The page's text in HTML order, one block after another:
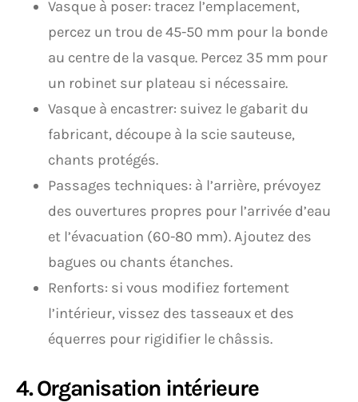
Vasque à poser: tracez l’emplacement,
percez un trou de 45-50 mm pour la bonde
au centre de la vasque. Percez 35 mm pour
un robinet sur plateau si nécessaire.
Vasque à encastrer: suivez le gabarit du
fabricant, découpe à la scie sauteuse,
chants protégés.
Passages techniques: à l’arrière, prévoyez
des ouvertures propres pour l’arrivée d’eau
et l’évacuation (60-80 mm). Ajoutez des
bagues ou chants étanches.
Renforts: si vous modifiez fortement
l’intérieur, vissez des tasseaux et des
équerres pour rigidifier le châssis.
4. Organisation intérieure